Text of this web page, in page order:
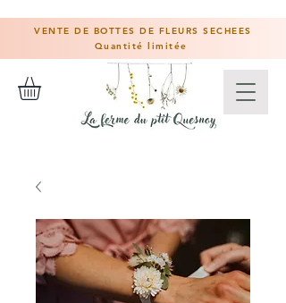
VENTE DE BOTTES DE FLEURS SECHEES
Quantité limitée